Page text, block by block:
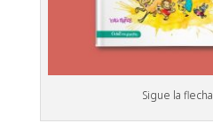
Sigue la flecha